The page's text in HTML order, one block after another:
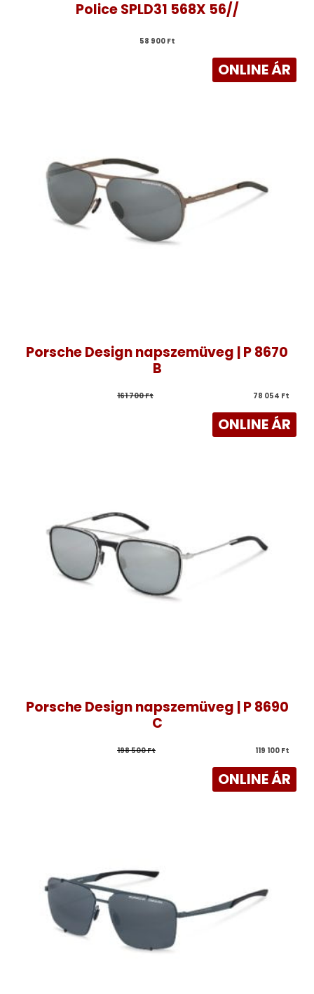
Police SPLD31 568X 56//
58 900 Ft
ONLINE ÁR
Porsche Design napszemüveg | P 8670
B
161 700 Ft 78 054 Ft
ONLINE ÁR
Porsche Design napszemüveg | P 8690
C
198 500 Ft 119 100 Ft
ONLINE ÁR